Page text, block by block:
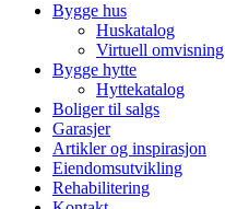
Bygge hus
Huskatalog
Virtuell omvisning
Bygge hytte
Hyttekatalog
Boliger til salgs
Garasjer
Artikler og inspirasjon
Eiendomsutvikling
Rehabilitering